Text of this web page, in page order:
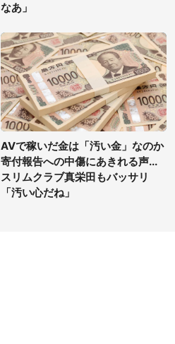
なあ」
AVで稼いだ金は「汚い金」なのか
寄付報告への中傷にあきれる声...
スリムクラブ真栄田もバッサリ
「汚い心だね」